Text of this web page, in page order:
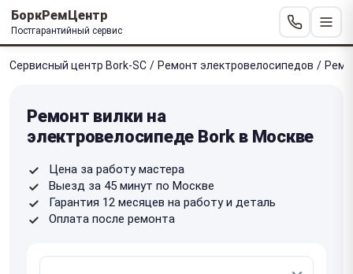
БоркРемЦентр
Постгарантийный сервис
Сервисный центр Bork-SC / Ремонт электровелосипедов /
Ремонт вилки на
электровелосипеде Bork в Москве
Цена за работу мастера
Выезд за 45 минут по Москве
Гарантия 12 месяцев на работу и деталь
Оплата после ремонта